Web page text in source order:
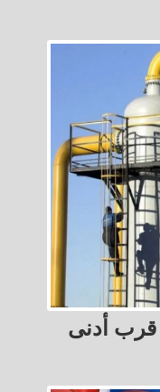
قرب أدنى